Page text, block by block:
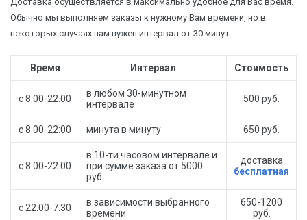
Обычно мы выполняем заказы к нужному Вам времени, но в
некоторых случаях нам нужен интервал от 30 минут.
Время Интервал Стоимость
с 8:00-22:00
в любом 30-минутном
интервале
500 руб.
с 8:00-22:00 минута в минуту 650 руб.
с 8:00-22:00
в 10-ти часовом интервале и
при сумме заказа от 5000
руб.
доставка
бесплатная
с 22:00-7:30
в зависимости выбранного
времени
650-1200
руб.